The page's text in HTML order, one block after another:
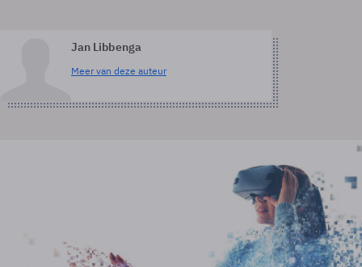
Jan Libbenga
Meer van deze auteur